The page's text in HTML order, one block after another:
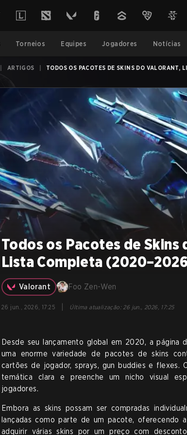
Torneios Equipes Jogadores Notícias
ARTIGOS TODOS OS PACOTES DE SKINS DO
Todos os Pacotes de Skins
Lista Completa
Valorant Foo Zen-Wen
26 jun., 2026, 17:25 Última atualização: 26 jun., 2026, 17:25
Desde seu lançamento global em 2020, a página
uma enorme variedade de pacotes de skins
cartões de jogador, sprays, gun buddies e flexes.
temática clara e preenche um nicho visual
jogadores.
Embora as skins possam ser compradas
lançadas como parte de um pacote, oferecendo
adquirir várias skins por um preço com